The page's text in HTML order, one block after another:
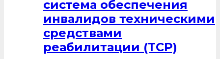
система обеспечения
инвалидов техническими
средствами
реабилитации (ТСР)